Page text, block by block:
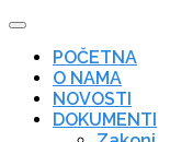
POČETNA
O NAMA
NOVOSTI
DOKUMENTI